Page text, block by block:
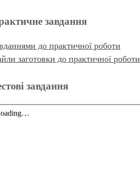
завдання
до практичної роботи
заготовки до практичної роботи
завдання